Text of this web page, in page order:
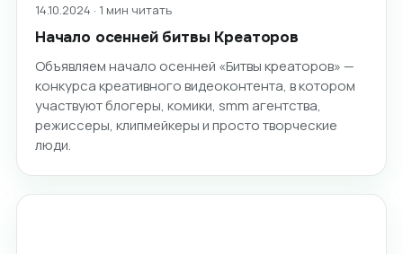
14.10.2024 · 1 мин читать
Начало осенней битвы Креаторов
Объявляем начало осенней «Битвы креаторов» —
конкурса креативного видеоконтента, в котором
участвуют блогеры, комики, smm агентства,
режиссеры, клипмейкеры и просто творческие
люди.